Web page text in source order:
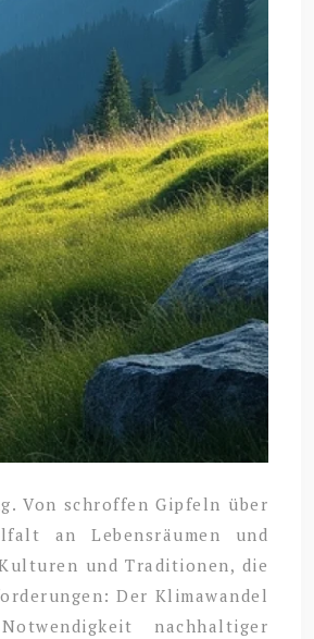
Von schroffen Gipfeln über
an Lebensräumen und
und Traditionen, die
Der Klimawandel
nachhaltiger